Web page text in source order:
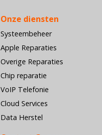
Onze diensten
Systeembeheer
Apple Reparaties
Overige Reparaties
Chip reparatie
VoIP Telefonie
Cloud Services
Data Herstel